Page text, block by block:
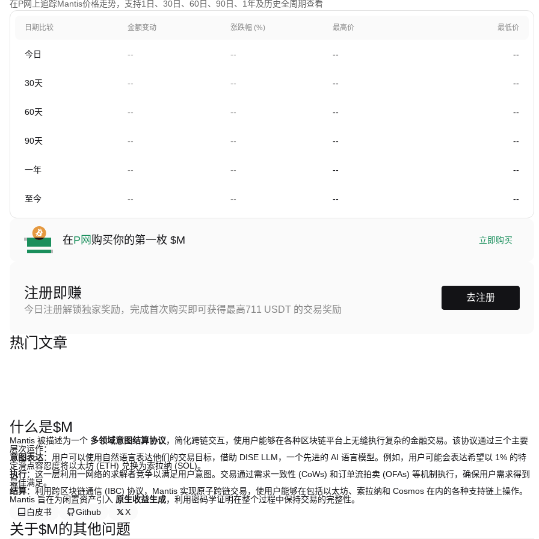
在P网上追踪Mantis价格走势，支持1日、30日、60日、90日、1年及历史全周期查看
日期比较 金额变动 涨跌幅 (%) 最高价 最低价
今日 -- -- -- --
30天 -- -- -- --
60天 -- -- -- --
90天 -- -- -- --
一年 -- -- -- --
至今 -- -- -- --
在P网 购买你的第一枚 $M 立即购买
注册即赚
今日注册解锁独家奖励，完成首次购买即可获得最高711 USDT 的交易奖励
去注册
热门文章
什么是$M
Mantis 被描述为一个 多领域意图结算协议，简化跨链交互，使用户能够在各种区块链平台上无缝执行复杂的金融交易。该协议通过三个主要
层次运作：
意图表达：用户可以使用自然语言表达他们的交易目标，借助 DISE LLM，一个先进的 AI 语言模型。例如，用户可能会表达希望以 1% 的特
定滑点容忍度将以太坊 (ETH) 兑换为索拉纳 (SOL)。
执行：这一层利用一网络的求解者竞争以满足用户意图。交易通过需求一致性 (CoWs) 和订单流拍卖 (OFAs) 等机制执行，确保用户需求得到
最佳满足。
结算：利用跨区块链通信 (IBC) 协议，Mantis 实现原子跨链交易，使用户能够在包括以太坊、索拉纳和 Cosmos 在内的各种支持链上操作。
Mantis 旨在为闲置资产引入 原生收益生成，利用密码学证明在整个过程中保持交易的完整性。
白皮书
Github X
关于$M的其他问题